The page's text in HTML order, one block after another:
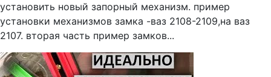
установить новый запорный механизм. пример
установки механизмов замка -ваз 2108-2109,на ваз
2107. вторая часть пример замков...